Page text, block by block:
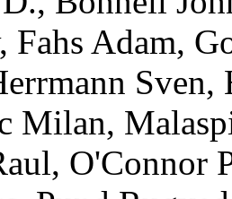
, Fahs Adam,
Sven,
Milan,
, O'Connor